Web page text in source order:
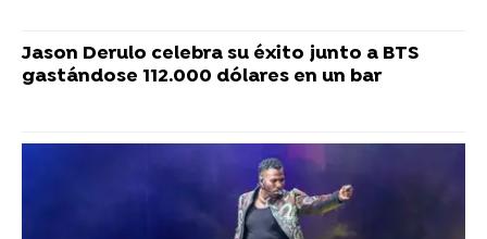
Jason Derulo celebra su éxito junto a BTS
gastándose 112.000 dólares en un bar